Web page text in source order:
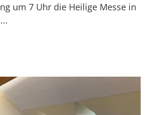
um 7 Uhr die Heilige Messe in